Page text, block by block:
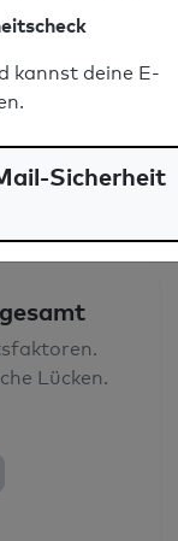
Lücken.
kannst deine E-
Sicherheit